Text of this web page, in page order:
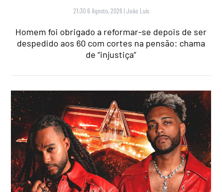
21:30 6 Agosto, 2026 |João Luís
Homem foi obrigado a reformar-se depois de ser
despedido aos 60 com cortes na pensão: chama
de “injustiça”